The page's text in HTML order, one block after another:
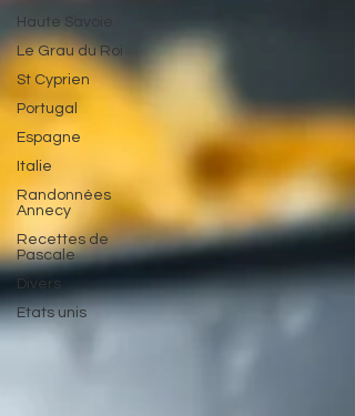
Haute Savoie
Le Grau du Roi
St Cyprien
Portugal
Espagne
Italie
Randonnées
Annecy
Recettes de
Pascale
Divers
Etats unis